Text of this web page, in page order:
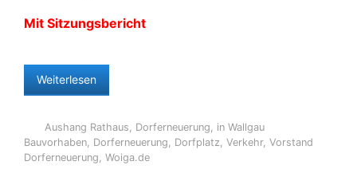
Mit Sitzungsbericht
Weiterlesen
Aushang Rathaus, Dorferneuerung, in Wallgau
Bauvorhaben, Dorferneuerung, Dorfplatz, Verkehr, Vorstand
Dorferneuerung, Woiga.de